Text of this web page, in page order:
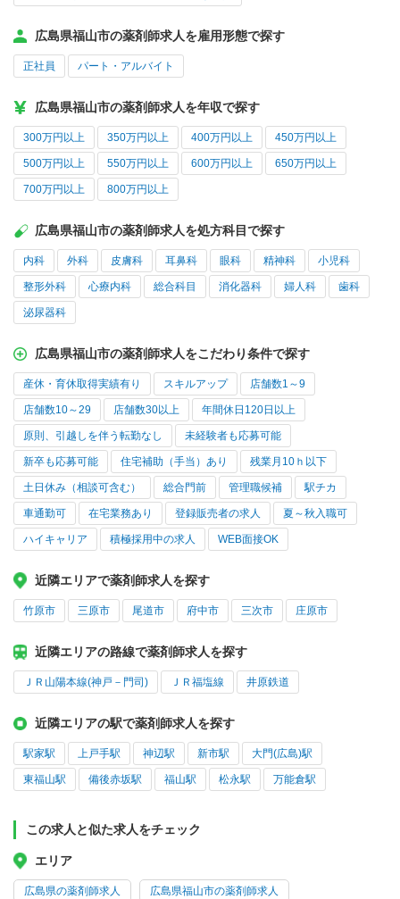
広島県福山市の薬剤師求人を雇用形態で探す
正社員 パート・アルバイト
広島県福山市の薬剤師求人を年収で探す
300万円以上 350万円以上 400万円以上 450万円以上
500万円以上 550万円以上 600万円以上 650万円以上
700万円以上 800万円以上
広島県福山市の薬剤師求人を処方科目で探す
内科 外科 皮膚科 耳鼻科 眼科 精神科 小児科
整形外科 心療内科 総合科目 消化器科 婦人科 歯科
泌尿器科
広島県福山市の薬剤師求人をこだわり条件で探す
産休・育休取得実績有り スキルアップ 店舗数1～9
店舗数10～29 店舗数30以上 年間休日120日以上
原則、引越しを伴う転勤なし 未経験者も応募可能
新卒も応募可能 住宅補助（手当）あり 残業月10ｈ以下
土日休み（相談可含む） 総合門前 管理職候補 駅チカ
車通勤可 在宅業務あり 登録販売者の求人 夏～秋入職可
ハイキャリア 積極採用中の求人 WEB面接OK
近隣エリアで薬剤師求人を探す
竹原市 三原市 尾道市 府中市 三次市 庄原市
近隣エリアの路線で薬剤師求人を探す
ＪＲ山陽本線(神戸－門司) ＪＲ福塩線 井原鉄道
近隣エリアの駅で薬剤師求人を探す
駅家駅 上戸手駅 神辺駅 新市駅 大門(広島)駅
東福山駅 備後赤坂駅 福山駅 松永駅 万能倉駅
この求人と似た求人をチェック
エリア
広島県の薬剤師求人 広島県福山市の薬剤師求人